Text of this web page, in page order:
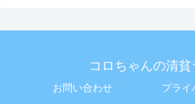
コロちゃんの清貧
お問い合わせ プライ